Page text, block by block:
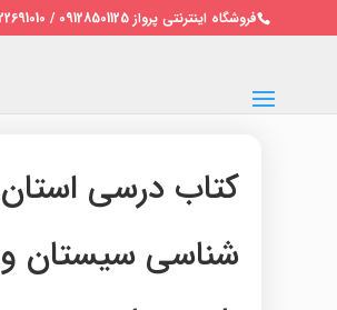
فروشگاه اینترنتی پرواز 09128501125 / 02122691010
کتاب درسی استان
شناسی سیستان و